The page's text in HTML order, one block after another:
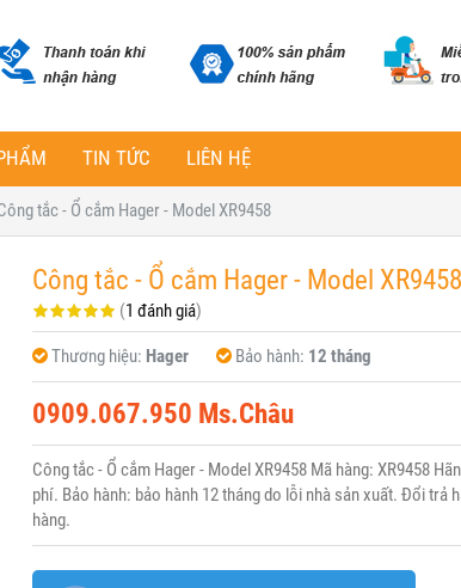
TIN TỨC LIÊN HỆ
tắc - Ổ cắm Hager - Model XR9458
Công tắc - Ổ cắm Hager - Model XR9458
(1 đánh giá)
Thương hiệu: Hager Bảo hành: 12 tháng
0909.067.950 Ms.Châu
Công tắc - Ổ cắm Hager - Model XR9458 Mã hàng: XR9458
phí. Bảo hành: bảo hành 12 tháng do lỗi nhà sản xuất. Đổi trả
hàng.